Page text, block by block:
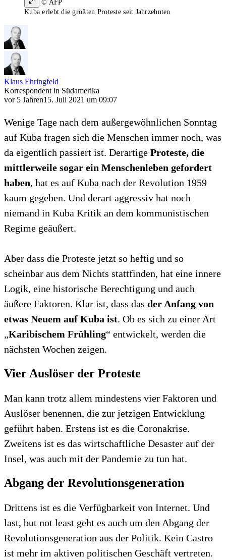
© AFP
Kuba erlebt die größten Proteste seit Jahrzehnten
Klaus Ehringfeld
Korrespondent in Südamerika
vor 5 Jahren15. Juli 2021 um 09:07
Wenige Tage nach dem außergewöhnlichen Sonntag
auf Kuba fragen sich die Menschen immer noch, was
da eigentlich passiert ist. Derartige Proteste, die
mittlerweile sogar ein Menschenleben gefordert
haben, hat es auf Kuba nach der Revolution 1959
kaum gegeben. Und derart aggressiv hat noch
niemand in Kuba Kritik an dem kommunistischen
Regime geäußert.
Aber dass die Proteste jetzt so heftig und so
scheinbar aus dem Nichts stattfinden, hat eine innere
Logik, eine historische Berechtigung und auch
äußere Faktoren. Klar ist, dass das der Anfang von
etwas Neuem auf Kuba ist. Ob es sich zu einer Art
„Karibischem Frühling“ entwickelt, werden die
nächsten Wochen zeigen.
Vier Auslöser der Proteste
Man kann trotz allem mindestens vier Faktoren und
Auslöser benennen, die zur jetzigen Entwicklung
geführt haben. Erstens ist es die Coronakrise.
Zweitens ist es das wirtschaftliche Desaster auf der
Insel, was auch mit der Pandemie zu tun hat.
Abgang der Revolutionsgeneration
Drittens ist es die Verfügbarkeit von Internet. Und
last, but not least geht es auch um den Abgang der
Revolutionsgeneration aus der Politik. Kein Castro
ist mehr im aktiven politischen Geschäft vertreten.